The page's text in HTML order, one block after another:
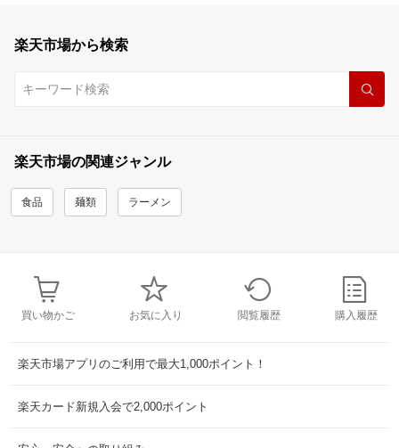
楽天市場から検索
楽天市場の関連ジャンル
食品 麺類 ラーメン
買い物かご お気に入り 閲覧履歴 購入履歴
楽天市場アプリのご利用で最大1,000ポイント！
楽天カード新規入会で2,000ポイント